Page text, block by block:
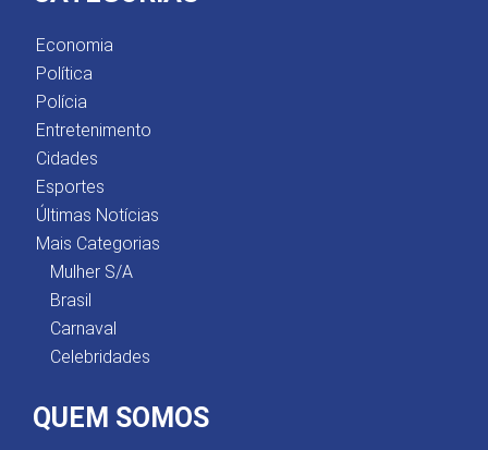
Economia
Política
Polícia
Entretenimento
Cidades
Esportes
Últimas Notícias
Mais Categorias
Mulher S/A
Brasil
Carnaval
Celebridades
QUEM SOMOS